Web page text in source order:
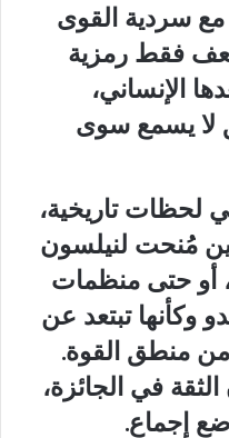
مع سردية القوى
فقط رمزية
الإنساني،
لا يسمع سوى
لحظات تاريخية،
مُنحت لنيلسون
أو حتى منظمات
وكأنها تبتعد عن
منطق القوة.
الثقة في الجائزة،
إجماع.